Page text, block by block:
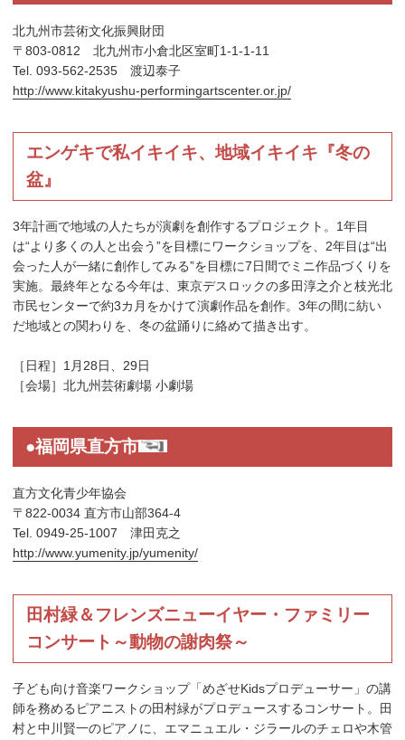
北九州市芸術文化振興財団
〒803-0812 北九州市小倉北区室町1-1-1-11
Tel. 093-562-2535 渡辺泰子
http://www.kitakyushu-performingartscenter.or.jp/
エンゲキで私イキイキ、地域イキイキ『冬の
盆』
3年計画で地域の人たちが演劇を創作するプロジェクト。1年目
は“より多くの人と出会う”を目標にワークショップを、2年目は“出
会った人が一緒に創作してみる”を目標に7日間でミニ作品づくりを
実施。最終年となる今年は、東京デスロックの多田淳之介と枝光北
市民センターで約3カ月をかけて演劇作品を創作。3年の間に紡い
だ地域との関わりを、冬の盆踊りに絡めて描き出す。
［日程］1月28日、29日
［会場］北九州芸術劇場 小劇場
●福岡県直方市
直方文化青少年協会
〒822-0034 直方市山部364-4
Tel. 0949-25-1007 津田克之
http://www.yumenity.jp/yumenity/
田村緑＆フレンズニューイヤー・ファミリー
コンサート～動物の謝肉祭～
子ども向け音楽ワークショップ「めざせKidsプロデューサー」の講
師を務めるピアニストの田村緑がプロデュースするコンサート。田
村と中川賢一のピアノに、エマニュエル・ジラールのチェロや木管